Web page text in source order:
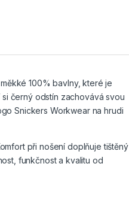
100% bavlny, které je
černý odstín zachovává svou
Snickers Workwear na hrudi
při nošení doplňuje tištěný
funkčnost a kvalitu od